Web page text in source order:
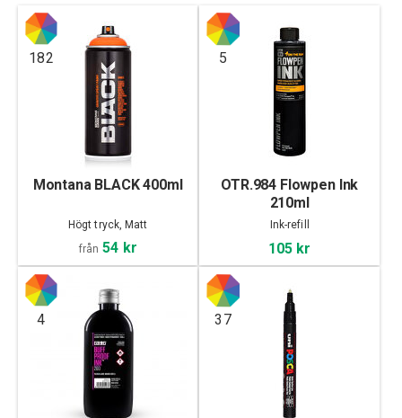
182
Montana BLACK 400ml
Högt tryck, Matt
från 54 kr
5
OTR.984 Flowpen Ink
210ml
Ink-refill
105 kr
4 37